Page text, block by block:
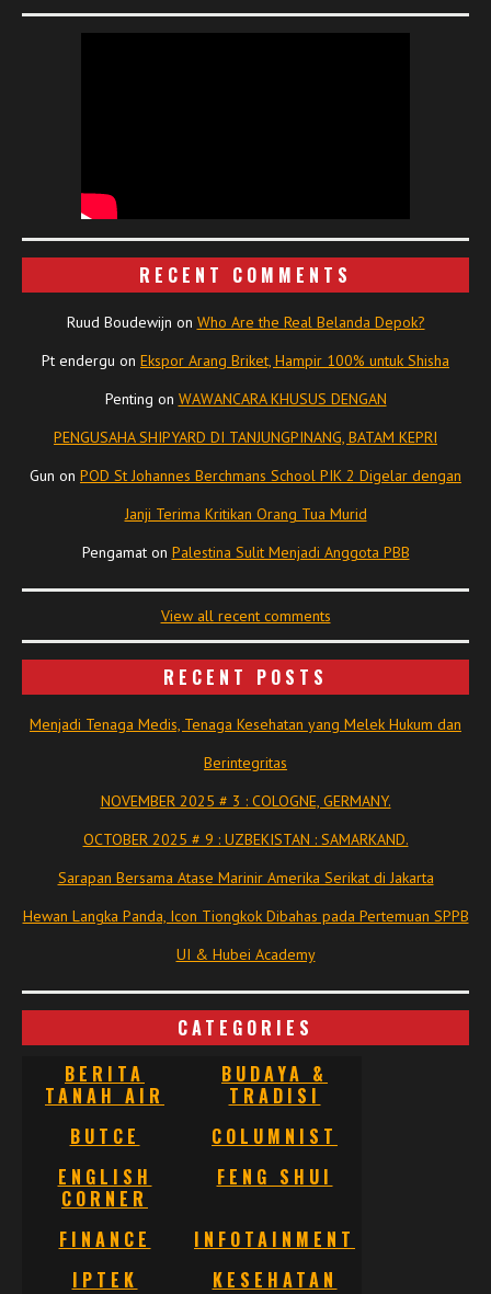
RECENT COMMENTS
Ruud Boudewijn on Who Are the Real Belanda Depok?
Pt endergu on Ekspor Arang Briket, Hampir 100% untuk Shisha
Penting on WAWANCARA KHUSUS DENGAN
PENGUSAHA SHIPYARD DI TANJUNGPINANG, BATAM KEPRI
Gun on POD St Johannes Berchmans School PIK 2 Digelar dengan
Janji Terima Kritikan Orang Tua Murid
Pengamaton Palestina Sulit Menjadi Anggota PBB
View all recent comments
RECENT POSTS
Menjadi Tenaga Medis, Tenaga Kesehatan yang Melek Hukum dan
Berintegritas
NOVEMBER 2025 # 3 : COLOGNE, GERMANY.
OCTOBER 2025 # 9 : UZBEKISTAN : SAMARKAND.
Sarapan Bersama Atase Marinir Amerika Serikat di Jakarta
Hewan Langka Panda, Icon Tiongkok Dibahas pada Pertemuan SPPB
UI & Hubei Academy
CATEGORIES
BERITA
TANAH AIR
BUDAYA &
TRADISI
BUTCE
COLUMNIST
ENGLISH
CORNER
FENG SHUI
FINANCE
INFOTAINMENT
IPTEK
KESEHATAN